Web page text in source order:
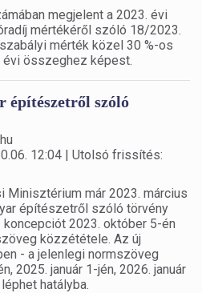
megjelent a 2023. évi
mértékéről szóló 18/2023.
mérték közel 30 %-os
évi összeghez képest.
építészetről szóló
12:04 | Utolsó frissítés:
már 2023. március
építészetről szóló törvény
2023. október 5-én
közzététele. Az új
- a jelenlegi normszöveg
2025. január 1-jén, 2026. január
hatályba.